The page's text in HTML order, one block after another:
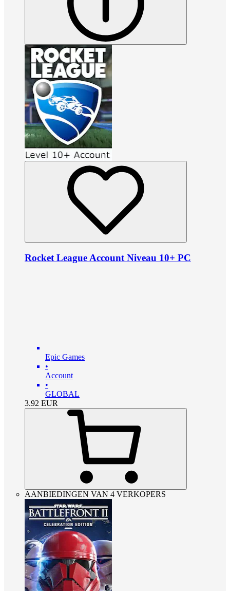
Rocket League Account Niveau 10+ PC
Epic Games
•
Account
•
GLOBAL
3.92 EUR
AANBIEDINGEN VAN 4 VERKOPERS